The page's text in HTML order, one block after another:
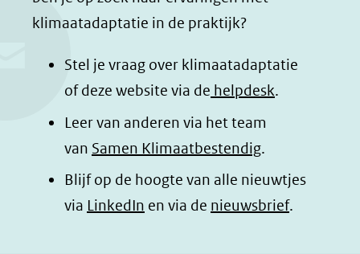
b
o
o
(opent
in
nieuw
venster)
d
I
(opent
in
nieuw
venster)
t
a
p
(opent
in
nieuw
venster)
d
l
e
o
p
B
l
klimaatadaptatie in de praktijk?
Stel je vraag over klimaatadaptatie
of deze website via de helpdesk.
Leer van anderen via het team
van Samen Klimaatbestendig.
Blijf op de hoogte van alle nieuwtjes
via LinkedIn (opent
en via de nieuwsbrief.